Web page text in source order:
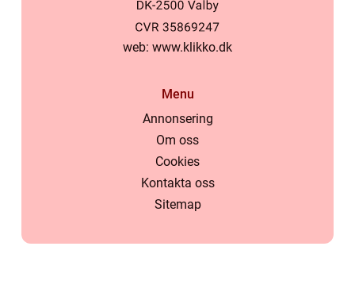
web: www.klikko.dk
Menu
Annonsering
Om oss
Cookies
Kontakta oss
Sitemap